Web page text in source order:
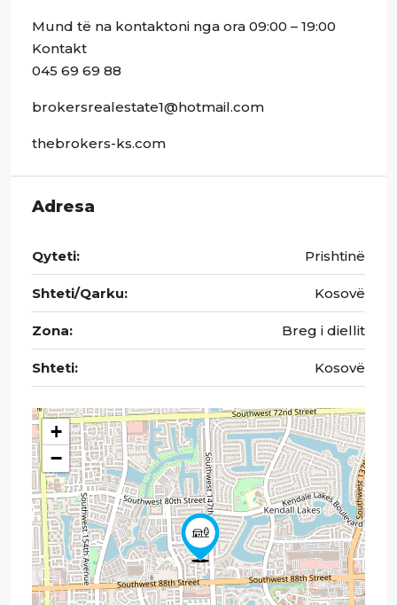
Mund të na kontaktoni nga ora 09:00 – 19:00
Kontakt
045 69 69 88
brokersrealestate1@hotmail.com
thebrokers-ks.com
Adresa
Qyteti: Prishtinë
Shteti/Qarku: Kosovë
Zona: Breg i diellit
Shteti: Kosovë
+
−